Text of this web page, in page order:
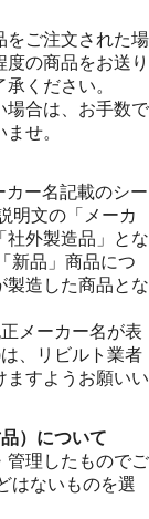
をご注文された場
の商品をお送り
ください。
場合は、お手数で
せ。
カー名記載のシー
明文の「メーカ
社外製造品」とな
新品」商品につ
製造した商品とな
メーカー名が表
、リビルト業者
ますようお願いい
）について
管理したものでご
はないものを選